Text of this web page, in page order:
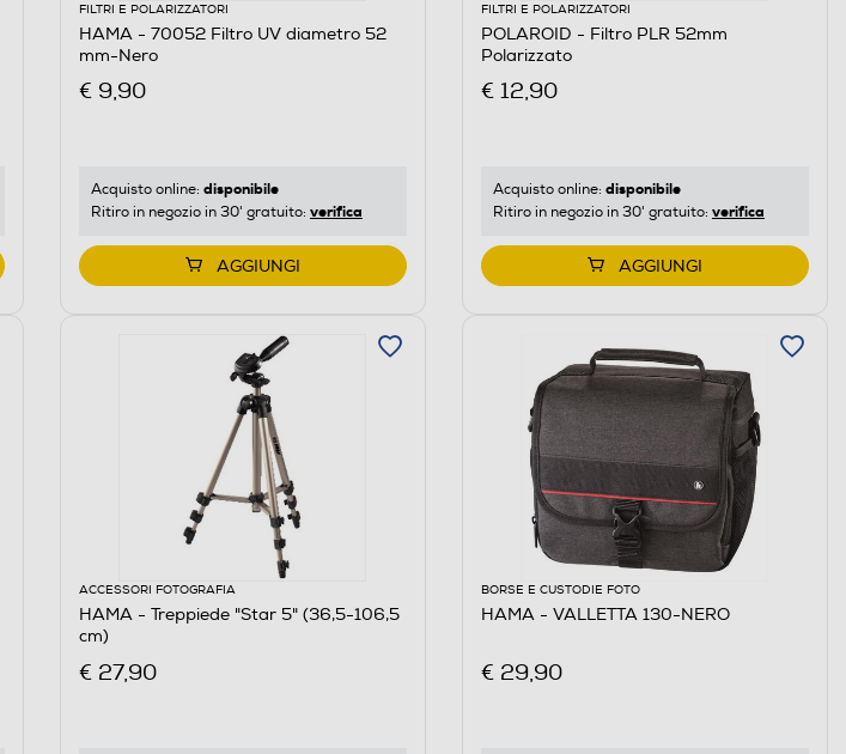
FILTRI E POLARIZZATORI
HAMA - 70052 Filtro UV diametro 52
mm-Nero
€ 9,90
Acquisto online: disponibile
Ritiro in negozio in 30' gratuito: verifica
AGGIUNGI
FILTRI E POLARIZZATORI
POLAROID - Filtro PLR 52mm
Polarizzato
€ 12,90
Acquisto online: disponibile
Ritiro in negozio in 30' gratuito: verifica
AGGIUNGI
ACCESSORI FOTOGRAFIA
HAMA - Treppiede "Star 5" (36,5-106,5
cm)
€ 27,90
BORSE E CUSTODIE FOTO
HAMA - VALLETTA 130-NERO
€ 29,90